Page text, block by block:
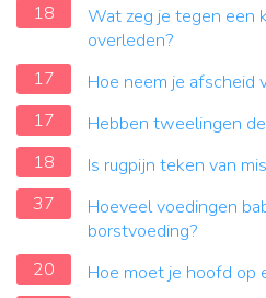
18
Wat zeg je tegen een
overleden?
17
Hoe neem je afscheid
17
Hebben tweelingen
18
Is rugpijn teken van
37
Hoeveel voedingen
borstvoeding?
20
Hoe moet je hoofd op